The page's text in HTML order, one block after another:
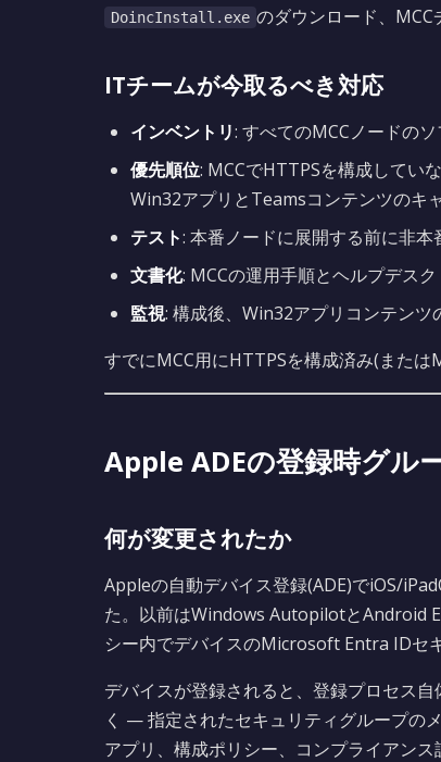
DoincInstall.exe のダウンロード、MCC
ITチームが今取るべき対応
インベントリ: すべてのMCCノードの
優先順位: MCCでHTTPSを構成してい
Win32アプリとTeamsコンテンツのキ
テスト: 本番ノードに展開する前に非本
文書化: MCCの運用手順とヘルプデス
監視: 構成後、Win32アプリコンテン
すでにMCC用にHTTPSを構成済み(または
Apple ADEの登録時グル
何が変更されたか
Appleの自動デバイス登録(ADE)でiOS/
た。以前はWindows AutopilotとAndroid
シー内でデバイスのMicrosoft Entra IDセ
デバイスが登録されると、登録プロセス
く — 指定されたセキュリティグループの
アプリ、構成ポリシー、コンプライアン